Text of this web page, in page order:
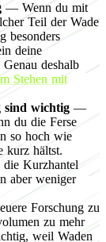
— Wenn du mit
Teil der Wade
besonders
deine
deshalb
Stehen mit
sind wichtig —
du die Ferse
so hoch wie
kurz hältst.
die Kurzhantel
aber weniger
Forschung zu
zu mehr
weil Waden